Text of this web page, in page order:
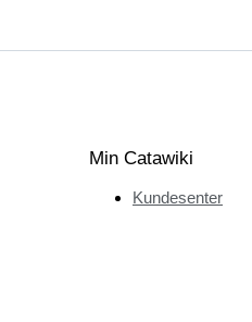
Min Catawiki
Kundesenter